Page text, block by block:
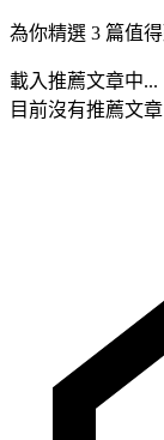
為你精選 3 篇值
載入推薦文章中...
目前沒有推薦文章